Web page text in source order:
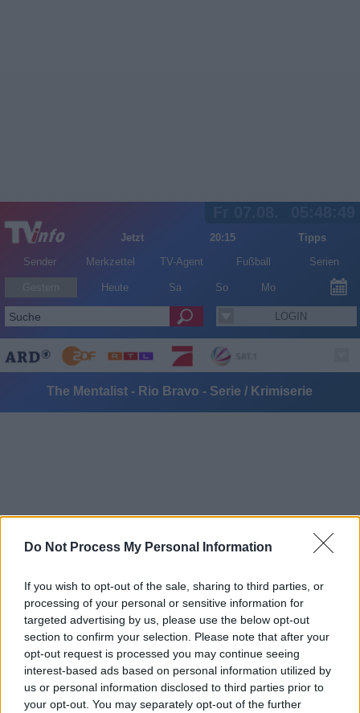
Do Not Process My Personal Information
If you wish to opt-out of the sale, sharing to third parties, or
processing of your personal or sensitive information for
targeted advertising by us, please use the below opt-out
section to confirm your selection. Please note that after your
opt-out request is processed you may continue seeing
interest-based ads based on personal information utilized by
us or personal information disclosed to third parties prior to
your opt-out. You may separately opt-out of the further
Jetzt 20:15
Tipps
Sender
Merkzettel TV-Agent Fußball Serien
Heute Sa So Mo
LOGIN
Alle Sender
The Mentalist - Rio Bravo - Serie / Krimiserie